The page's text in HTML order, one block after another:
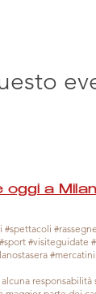
a
#spettacoli
#visiteguidate